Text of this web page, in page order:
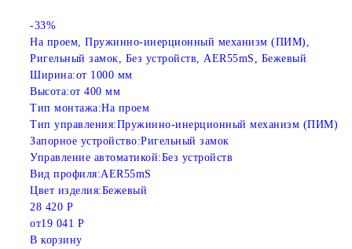
-33%
На проем, Пружинно-инерционный механизм (ПИМ),
Ригельный замок, Без устройств, AER55mS, Бежевый
Ширина:от 1000 мм
Высота:от 400 мм
Тип монтажа:На проем
Тип управления:Пружинно-инерционный механизм (ПИМ)
Запорное устройство:Ригельный замок
Управление автоматикой:Без устройств
Вид профиля:AER55mS
Цвет изделия:Бежевый
28 420 Р
от19 041 Р
В корзину